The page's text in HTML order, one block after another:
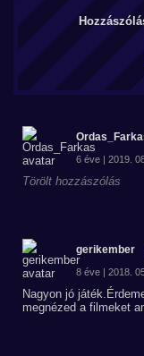
6 éve | 2019.
Törölt hozzászólás
gerikember
8 éve | 2018.
Nagyon jó
megnézed a filmeket